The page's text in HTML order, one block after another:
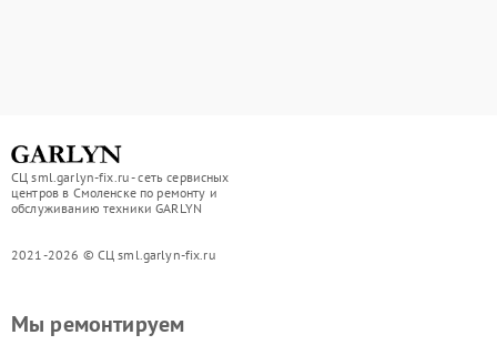
СЦ sml.garlyn-fix.ru - сеть сервисных
центров в Смоленске по ремонту и
обслуживанию техники GARLYN
2021-2026 © СЦ sml.garlyn-fix.ru
Мы ремонтируем